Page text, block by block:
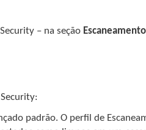
– na seção
padrão. O perfil de